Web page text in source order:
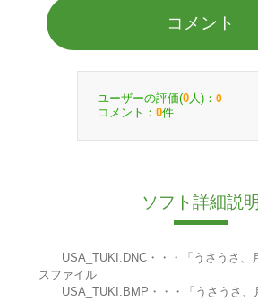
コメント
ユーザーの評価(0 人)： 0
コメント： 0件
ソフト詳細説明
USA_TUKI.DNC・・・「うさうさ、
スファイル
USA_TUKI.BMP・・・「うさうさ、